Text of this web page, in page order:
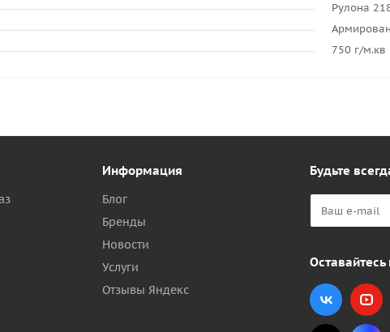
Рулона
750 г/м.кв
Информация
Блог
Бренды
Новости
Услуги
Отзывы Яндекс
Будьте
Оставайтесь